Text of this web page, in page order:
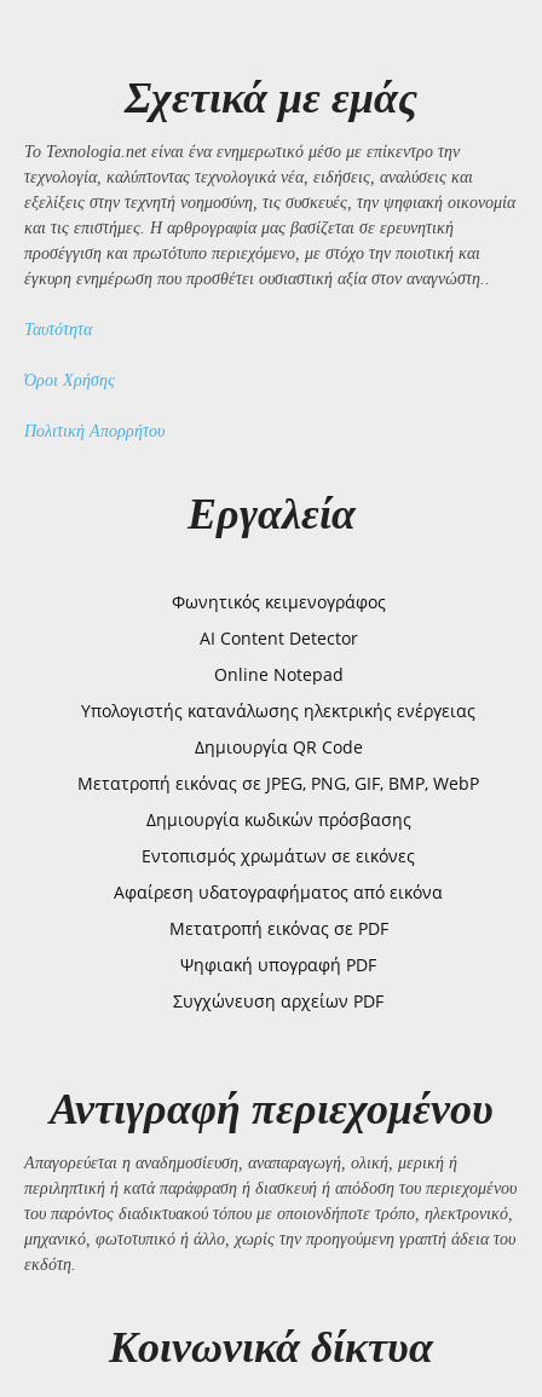
Σχετικά με εμάς
Το Texnologia.net είναι ένα ενημερωτικό μέσο με επίκεντρο την
τεχνολογία, καλύπτοντας τεχνολογικά νέα, ειδήσεις, αναλύσεις και
εξελίξεις στην τεχνητή νοημοσύνη, τις συσκευές, την ψηφιακή οικονομία
και τις επιστήμες. Η αρθρογραφία μας βασίζεται σε ερευνητική
προσέγγιση και πρωτότυπο περιεχόμενο, με στόχο την ποιοτική και
έγκυρη ενημέρωση που προσθέτει ουσιαστική αξία στον αναγνώστη..
Ταυτότητα
Όροι Χρήσης
Πολιτική Απορρήτου
Εργαλεία
Φωνητικός κειμενογράφος
AI Content Detector
Online Notepad
Υπολογιστής κατανάλωσης ηλεκτρικής ενέργειας
Δημιουργία QR Code
Μετατροπή εικόνας σε JPEG, PNG, GIF, BMP, WebP
Δημιουργία κωδικών πρόσβασης
Εντοπισμός χρωμάτων σε εικόνες
Αφαίρεση υδατογραφήματος από εικόνα
Μετατροπή εικόνας σε PDF
Ψηφιακή υπογραφή PDF
Συγχώνευση αρχείων PDF
Αντιγραφή περιεχομένου
Απαγορεύεται η αναδημοσίευση, αναπαραγωγή, ολική, μερική ή
περιληπτική ή κατά παράφραση ή διασκευή ή απόδοση του περιεχομένου
του παρόντος διαδικτυακού τόπου με οποιονδήποτε τρόπο, ηλεκτρονικό,
μηχανικό, φωτοτυπικό ή άλλο, χωρίς την προηγούμενη γραπτή άδεια του
εκδότη.
Kοινωνικά δίκτυα